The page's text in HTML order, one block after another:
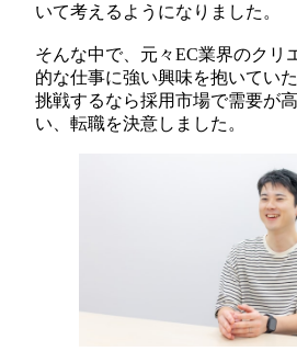
いて考えるようになりました。
そんな中で、元々EC業界のクリ
的な仕事に強い興味を抱いてい
挑戦するなら採用市場で需要が
い、転職を決意しました。